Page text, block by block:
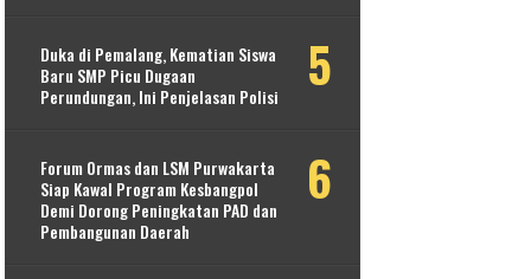
Duka di Pemalang, Kematian Siswa
Baru SMP Picu Dugaan
Perundungan, Ini Penjelasan Polisi
Forum Ormas dan LSM Purwakarta
Siap Kawal Program Kesbangpol
Demi Dorong Peningkatan PAD dan
Pembangunan Daerah